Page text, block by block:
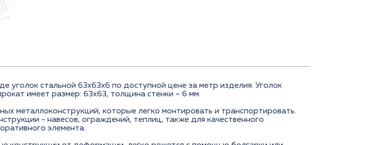
стальной 63x63x6 по доступной цене за метр изделия. Уголок
имеет размер: 63x63, толщина стенки – 6 мм.
металлоконструкций, которые легко монтировать и транспортировать.
- навесов, ограждений, теплиц, также для качественного
элемента.